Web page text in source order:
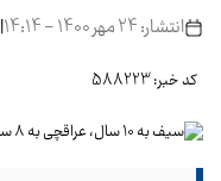
انتشار: 24 مهر 1400 - 14:14 |
کد خبر: 588223